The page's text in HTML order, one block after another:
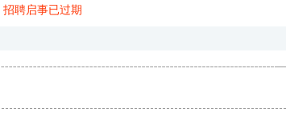
招聘启事已过期